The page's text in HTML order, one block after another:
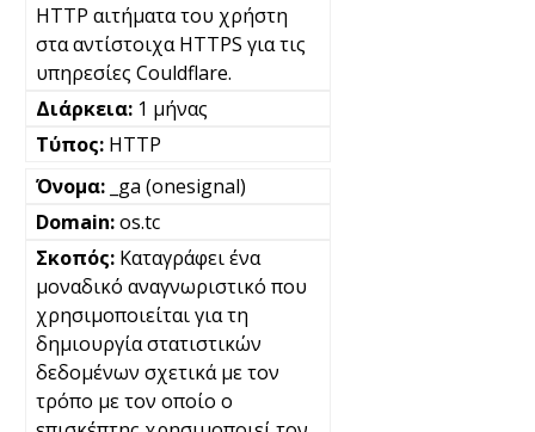
HTTP αιτήματα του χρήστη
στα αντίστοιχα HTTPS για τις
υπηρεσίες Couldflare.
1 μήνας
HTTP
_ga (onesignal)
os.tc
Καταγράφει ένα
μοναδικό αναγνωριστικό που
χρησιμοποιείται για τη
δημιουργία στατιστικών
δεδομένων σχετικά με τον
τρόπο με τον οποίο ο